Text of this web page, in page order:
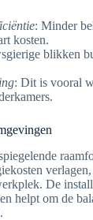
: Minder
kosten.
blikken
: Dit is vooral
De
helpt om de